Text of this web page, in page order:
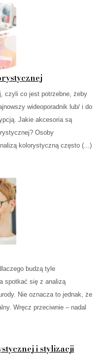
czyli co jest potrzebne, żeby
wideoporadnik lub/ i do
Jakie akcesoria są
Osoby
kolorystyczną często (...)
budzą tyle
spotkać się z analizą
Nie oznacza to jednak, że
Wręcz przeciwnie – nadal
i stylizacji